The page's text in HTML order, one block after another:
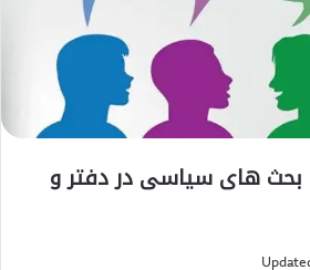
بحث های سیاسی در دفتر و